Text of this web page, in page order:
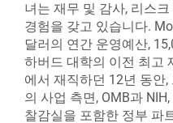
녀는 재무 및 감사, 리스
경험을 갖고 있습니다.
달러의 연간 운영예산,
하버드 대학의 이전 최고
에서 재직하던 12년 동안
의 사업 측면, OMB과
찰감실을 포함한 정부 파